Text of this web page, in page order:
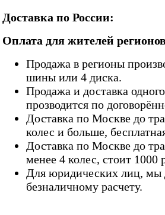
Доставка по России:
Оплата для жителей
Продажа в регионы
шины или 4 диска.
Продажа и доставка
прозводится по
Доставка по Москве до
колес и больше,
Доставка по Москве до
менее 4 колес, стоит 1000
Для юридических лиц, мы
безналичному расчету.